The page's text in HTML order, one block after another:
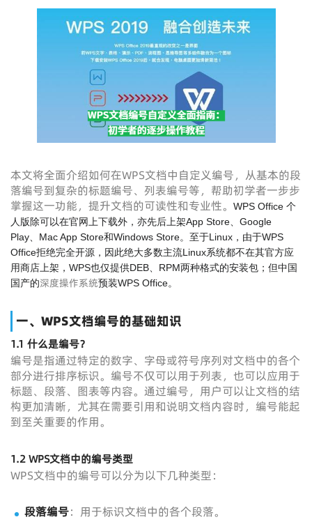
本文将全面介绍如何在WPS文档中自定义编号，从基本的段
落编号到复杂的标题编号、列表编号等，帮助初学者一步步
掌握这一功能，提升文档的可读性和专业性。
WPS Office 个
人版除可以在官网上下载外，亦先后上架App Store、Google
Play、Mac App Store和Windows Store。至于Linux，由于WPS
Office拒绝完全开源，因此绝大多数主流Linux系统都不在其官方应
用商店上架，WPS也仅提供DEB、RPM两种格式的安装包；但中国
国产的深度操作系统预装WPS Office。
一、WPS文档编号的基础知识
1.1 什么是编号？
编号是指通过特定的数字、字母或符号序列对文档中的各个
部分进行排序标识。编号不仅可以用于列表，也可以应用于
标题、段落、图表等内容。通过编号，用户可以让文档的结
构更加清晰，尤其在需要引用和说明文档内容时，编号能起
到至关重要的作用。
1.2 WPS文档中的编号类型
WPS文档中的编号可以分为以下几种类型：
段落编号：用于标识文档中的各个段落。